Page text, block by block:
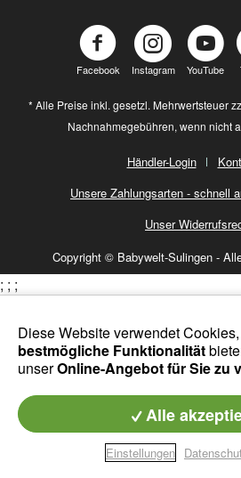
Facebook Instagram YouTube
* Alle Preise inkl. gesetzl. Mehrwertsteuer
Nachnahmegebühren, wenn nicht
Händler-Login
Unsere Zahlungsarten - schnell
Unser
Copyright © Babywelt-Sulingen -
Diese Website verwendet
bestmögliche Funktionalität
unserOnline-Angebot für Sie zu
Alle
Einstellungen
; ; ;